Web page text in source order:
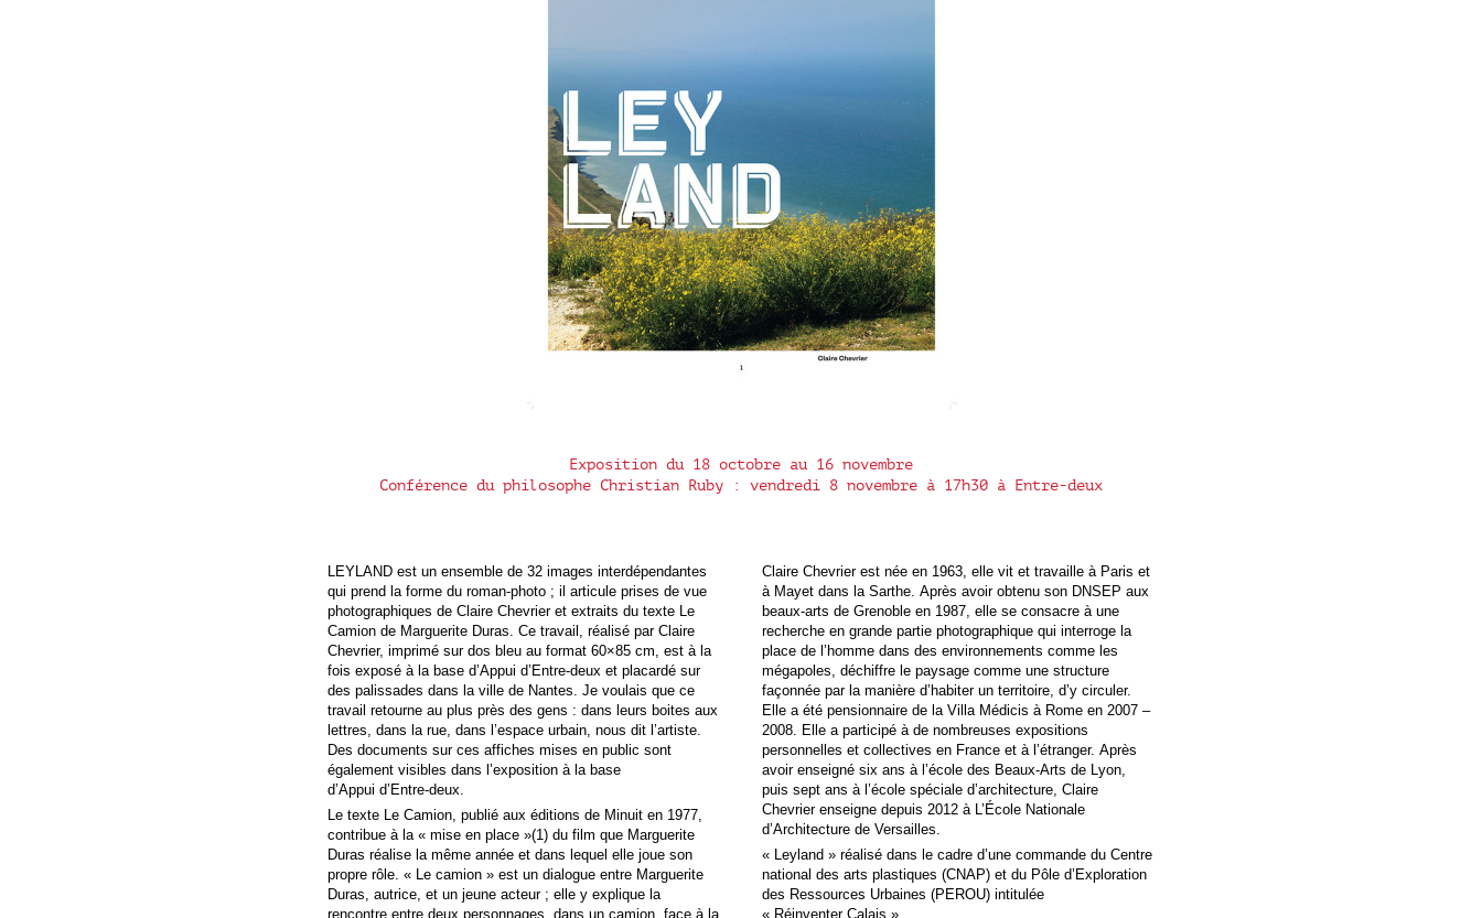
Exposition du 18 octobre au 16 novembre
Conférence du philosophe Christian Ruby : vendredi 8 novembre à 17h30 à Entre-deux
LEYLAND est un ensemble de 32 images interdépendantes
qui prend la forme du roman-photo ; il articule prises de vue
photographiques de Claire Chevrier et extraits du texte Le
Camion de Marguerite Duras. Ce travail, réalisé par Claire
Chevrier, imprimé sur dos bleu au format 60×85 cm, est à la
fois exposé à la base d’Appui d’Entre-deux et placardé sur
des palissades dans la ville de Nantes. Je voulais que ce
travail retourne au plus près des gens : dans leurs boites aux
lettres, dans la rue, dans l’espace urbain, nous dit l’artiste.
Des documents sur ces affiches mises en public sont
également visibles dans l’exposition à la base
d’Appui d’Entre-deux.
Le texte Le Camion, publié aux éditions de Minuit en 1977,
contribue à la « mise en place »(1) du film que Marguerite
Duras réalise la même année et dans lequel elle joue son
propre rôle. « Le camion » est un dialogue entre Marguerite
Duras, autrice, et un jeune acteur ; elle y explique la
rencontre entre deux personnages, dans un camion, face à la
Claire Chevrier est née en 1963, elle vit et travaille à Paris et
à Mayet dans la Sarthe. Après avoir obtenu son DNSEP aux
beaux-arts de Grenoble en 1987, elle se consacre à une
recherche en grande partie photographique qui interroge la
place de l’homme dans des environnements comme les
mégapoles, déchiffre le paysage comme une structure
façonnée par la manière d’habiter un territoire, d’y circuler.
Elle a été pensionnaire de la Villa Médicis à Rome en 2007 –
2008. Elle a participé à de nombreuses expositions
personnelles et collectives en France et à l’étranger. Après
avoir enseigné six ans à l’école des Beaux-Arts de Lyon,
puis sept ans à l’école spéciale d’architecture, Claire
Chevrier enseigne depuis 2012 à L’École Nationale
d’Architecture de Versailles.
« Leyland » réalisé dans le cadre d’une commande du Centre
national des arts plastiques (CNAP) et du Pôle d’Exploration
des Ressources Urbaines (PEROU) intitulée
« Réinventer Calais ».